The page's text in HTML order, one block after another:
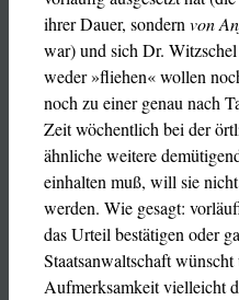
ihrer Dauer, sondernvon
war) und sich Dr.
weder »fliehen« wollen
noch zu einer genau nach
Zeit wöchentlich bei der
ähnliche weitere
einhalten muß, will sie
werden. Wie gesagt:
das Urteil bestätigen oder
Staatsanwaltschaft
Aufmerksamkeit vielleicht